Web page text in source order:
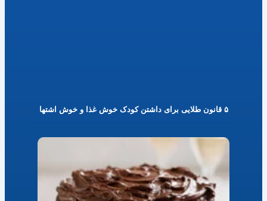
۵ قانون طلایی برای داشتن کودک خوش غذا و خوش اشتها